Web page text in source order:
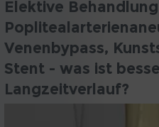
Elektive
Venenbypass,
Stent - was ist
Langzeitverlauf?